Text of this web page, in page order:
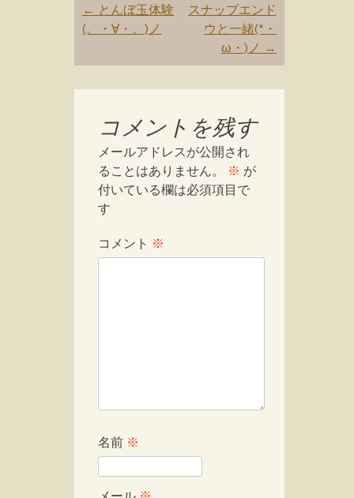
Post
navigation
← とんぼ玉体験
(。・∀・。)ノ
スナップエンド
ウと一緒(*・
ω・)ノ →
コメントを残す
メールアドレスが公開され
ることはありません。
※ が
付いている欄は必須項目で
す
コメント ※
名前 ※